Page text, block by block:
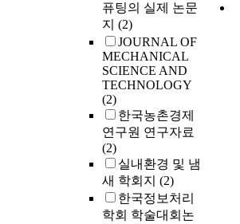
퓨팅의 실제 논문
지 (2)
JOURNAL OF
MECHANICAL
SCIENCE AND
TECHNOLOGY
(2)
한국농촌경제
연구원 연구자료
(2)
실내환경 및 냄
새 학회지 (2)
한국정보처리
학회 학술대회논